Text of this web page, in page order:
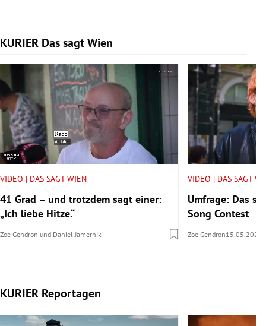
KURIER Das sagt Wien
Slide 1 von 14
VIDEO | DAS SAGT WIEN
41 Grad – und trotzdem sagt einer:
„Ich liebe Hitze.“
Zoé Gendron und Daniel Jamernik
VIDEO | DAS SAGT
Umfrage: Das
Song Contest
Zoé Gendron15.05.2026
KURIER Reportagen
Slide 1 von 14